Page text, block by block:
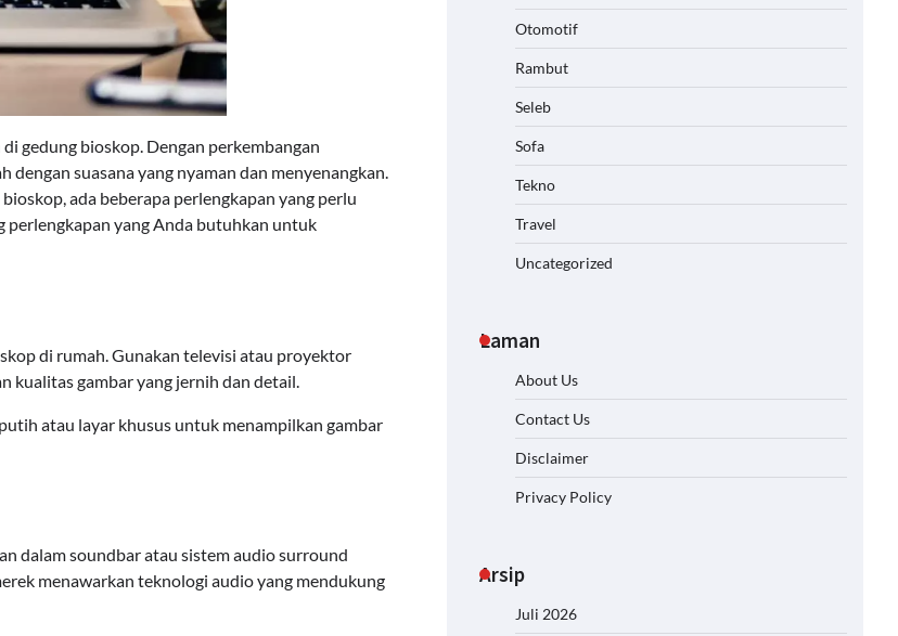
gedung bioskop. Dengan perkembangan
dengan suasana yang nyaman dan menyenangkan.
ada beberapa perlengkapan yang perlu
perlengkapan yang Anda butuhkan untuk
di rumah. Gunakan televisi atau proyektor
kualitas gambar yang jernih dan detail.
atau layar khusus untuk menampilkan gambar
dalam soundbar atau sistem audio surround
menawarkan teknologi audio yang mendukung
Otomotif
Rambut
Seleb
Sofa
Tekno
Travel
Uncategorized
Laman
About Us
Contact Us
Disclaimer
Privacy Policy
Arsip
Juli 2026